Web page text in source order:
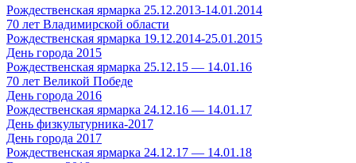
Рождественская ярмарка 25.12.2013-14.01.2014
70 лет Владимирской области
Рождественская ярмарка 19.12.2014-25.01.2015
День города 2015
Рождественская ярмарка 25.12.15 — 14.01.16
70 лет Великой Победе
День города 2016
Рождественская ярмарка 24.12.16 — 14.01.17
День физкультурника-2017
День города 2017
Рождественская ярмарка 24.12.17 — 14.01.18